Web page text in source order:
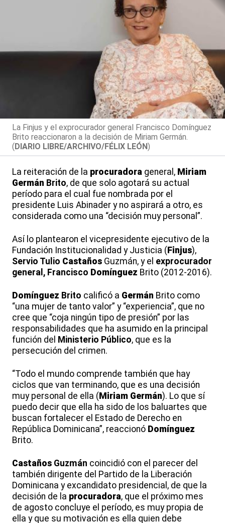
La Finjus y el exprocurador general Francisco Domínguez
Brito reaccionaron a la decisión de Miriam Germán.
(DIARIO LIBRE/ARCHIVO/FÉLIX LEÓN)
La reiteración de la procuradora general, Miriam
Germán Brito, de que solo agotará su actual
período para el cual fue nombrada por el
presidente Luis Abinader y no aspirará a otro, es
considerada como una “decisión muy personal”.
Así lo plantearon el vicepresidente ejecutivo de la
Fundación Institucionalidad y Justicia ( Finjus),
Servio Tulio Castaños Guzmán, y el exprocurador
general, Francisco Domínguez Brito (2012-2016).
Domínguez Brito calificó a Germán Brito como
“una mujer de tanto valor” y “experiencia”, que no
cree que “coja ningún tipo de presión” por las
responsabilidades que ha asumido en la principal
función del Ministerio Público, que es la
persecución del crimen.
“Todo el mundo comprende también que hay
ciclos que van terminando, que es una decisión
muy personal de ella ( Miriam Germán). Lo que sí
puedo decir que ella ha sido de los baluartes que
buscan fortalecer el Estado de Derecho en
República Dominicana”, reaccionó Domínguez
Brito.
Castaños Guzmán coincidió con el parecer del
también dirigente del Partido de la Liberación
Dominicana y excandidato presidencial, de que la
decisión de la procuradora, que el próximo mes
de agosto concluye el período, es muy propia de
ella y que su motivación es ella quien debe